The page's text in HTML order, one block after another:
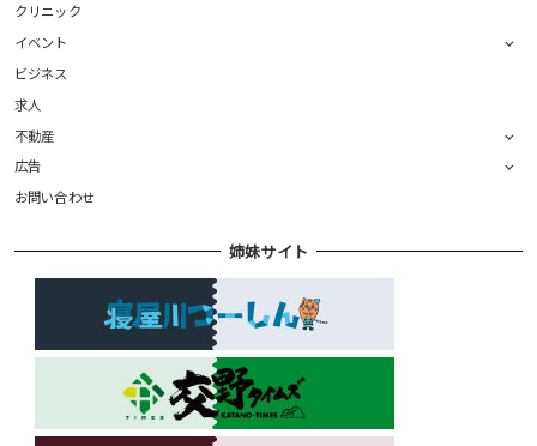
クリニック
イベント
ビジネス
求人
不動産
広告
お問い合わせ
姉妹サイト